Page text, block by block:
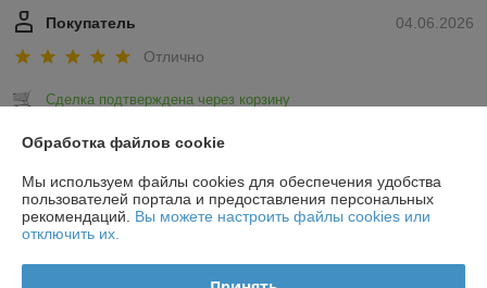
04.06.2026
Покупатель
Отлично
Сделка подтверждена через корзину
Показать все отзывы
О нас
Обработка файлов cookie
Мы используем файлы cookies для обеспечения удобства
пользователей портала и предоставления персональных
рекомендаций. Вы можете настроить файлы cookies или
отключить их.